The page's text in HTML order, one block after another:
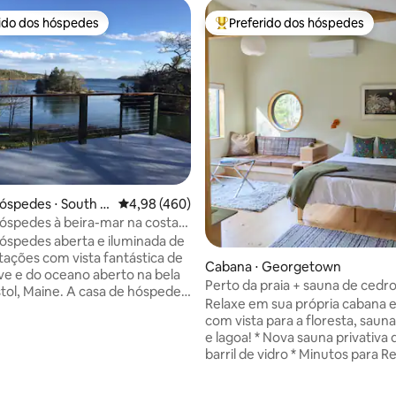
de 5, 204 avaliações
preferidos dos hóspedes
dos hóspedes
⋅ South B
4,98 de uma avaliação média de 5, 460
4,98 (460)
à beira-mar na costa
aberta e iluminada de
com vista fantástica de
e do oceano aberto na bela
Maine. A casa de hóspedes
Entre os melhores preferidos
Preferido dos hóspedes
Cabana ⋅ Georgetown
Perto da praia + sauna de
chuveiro ao ar livre + lagoa +
Relaxe em sua própria cabana
com vista para a floresta,
e lagoa! * Nova sauna privativa de cedro e
barril de vidro * Minutos para